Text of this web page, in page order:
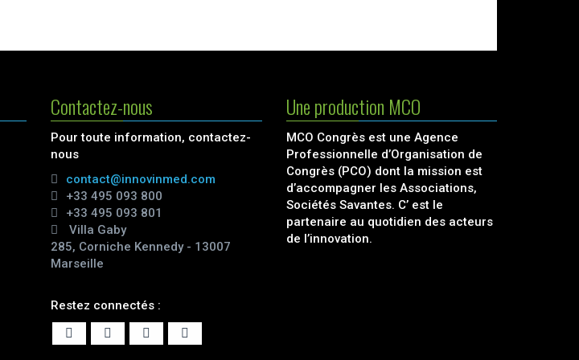
Contactez-nous
Pour toute information, contactez-
nous
contact@innovinmed.com
+33 495 093 800
+33 495 093 801
Villa Gaby
285, Corniche Kennedy - 13007
Marseille
Restez connectés :
Une production MCO
MCO Congrès est une Agence
Professionnelle d’Organisation de
Congrès (PCO) dont la mission est
d’accompagner les Associations,
Sociétés Savantes. C’ est le
partenaire au quotidien des acteurs
de l’innovation.